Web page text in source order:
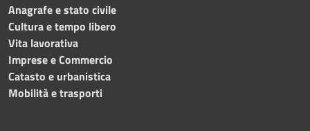
Anagrafe e stato civile
Cultura e tempo libero
Vita lavorativa
Imprese e Commercio
Catasto e urbanistica
Mobilità e trasporti